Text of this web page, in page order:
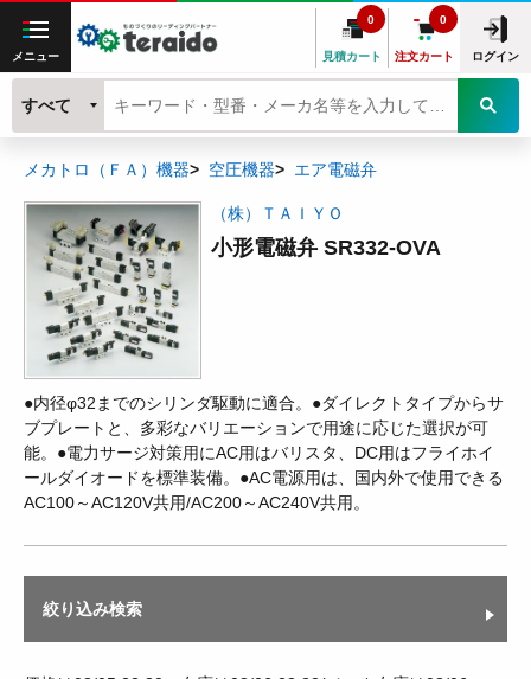
メニュー 見積カート
0
注文カート
0
ログイン
すべて
メカトロ（ＦＡ）機器 空圧機器 エア電磁弁
（株）ＴＡＩＹＯ
小形電磁弁 SR332-OVA
●内径φ32までのシリンダ駆動に適合。●ダイレクトタイプからサ
ブプレートと、多彩なバリエーションで用途に応じた選択が可
能。●電力サージ対策用にAC用はバリスタ、DC用はフライホイ
ールダイオードを標準装備。●AC電源用は、国内外で使用できる
AC100～AC120V共用/AC200～AC240V共用。
絞り込み検索